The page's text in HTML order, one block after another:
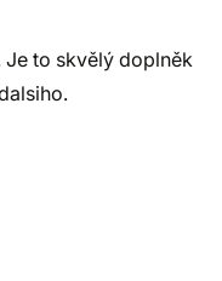
Je to skvělý doplněk